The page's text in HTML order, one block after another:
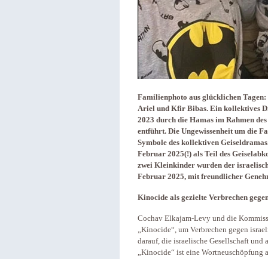
Familienphoto aus glücklichen
Ariel und Kfir Bibas. Ein kollektives
2023 durch die Hamas im Rahmen
entführt. Die Ungewissenheit um die
Symbole des kollektiven
Februar 2025(!) als Teil des
zwei Kleinkinder wurden der
Februar 2025, mit freundlicher
Kinocide als gezielte Verbrechen
Cochav Elkajam-Levy und die
„Kinocide“, um Verbrechen gegen
darauf, die israelische Gesellschaft und
„Kinocide“ ist eine Wortneuschöpfung